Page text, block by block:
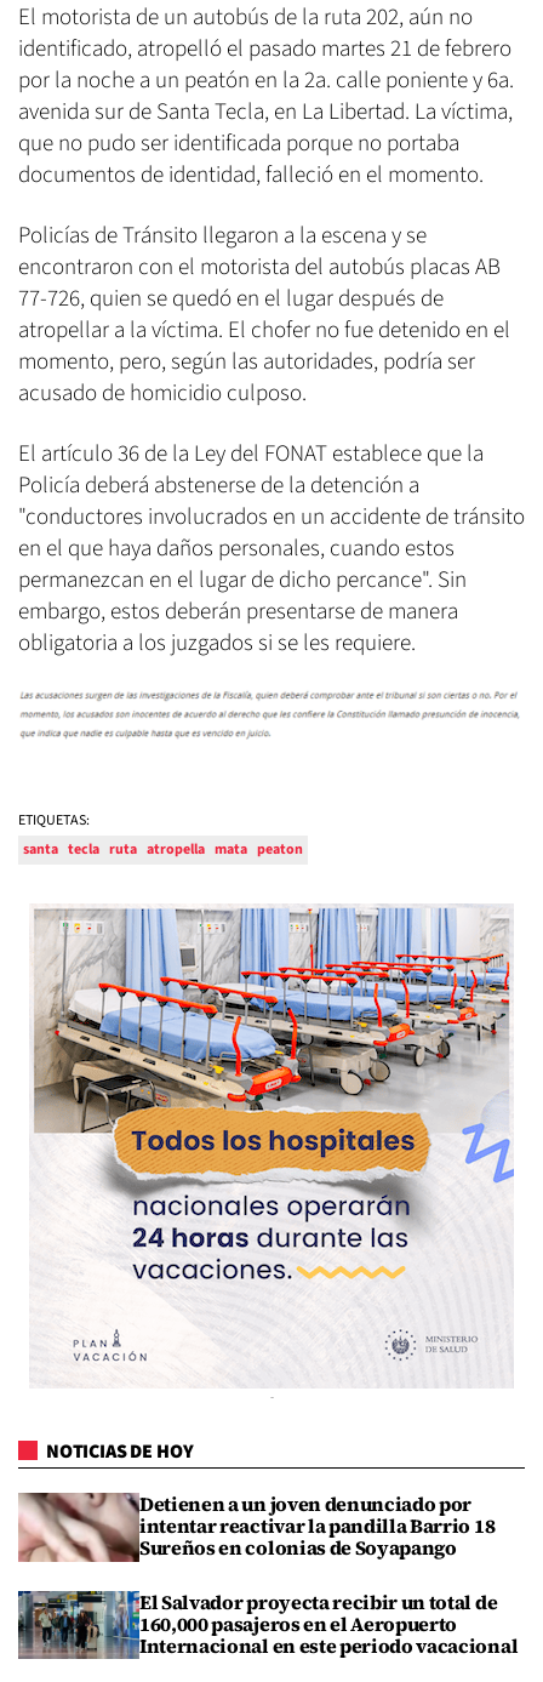
El motorista de un autobús de la ruta 202, aún no
identificado, atropelló el pasado martes 21 de febrero
por la noche a un peatón en la 2a. calle poniente y 6a.
avenida sur de Santa Tecla, en La Libertad. La víctima,
que no pudo ser identificada porque no portaba
documentos de identidad, falleció en el momento.
Policías de Tránsito llegaron a la escena y se
encontraron con el motorista del autobús placas AB
77-726, quien se quedó en el lugar después de
atropellar a la víctima. El chofer no fue detenido en el
momento, pero, según las autoridades, podría ser
acusado de homicidio culposo.
El artículo 36 de la Ley del FONAT establece que la
Policía deberá abstenerse de la detención a
"conductores involucrados en un accidente de tránsito
en el que haya daños personales, cuando estos
permanezcan en el lugar de dicho percance". Sin
embargo, estos deberán presentarse de manera
obligatoria a los juzgados si se les requiere.
ETIQUETAS:
santa tecla ruta atropella mata peaton
NOTICIAS DE HOY
Detienen a un joven denunciado por
intentar reactivar la pandilla Barrio 18
Sureños en colonias de Soyapango
El Salvador proyecta recibir un total de
160,000 pasajeros en el Aeropuerto
Internacional en este periodo vacacional